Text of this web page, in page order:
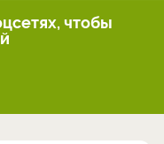
чтобы